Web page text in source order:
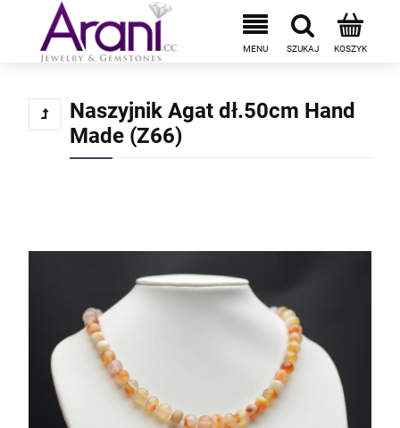
Naszyjnik Agat dł.50cm Hand
Made (Z66)